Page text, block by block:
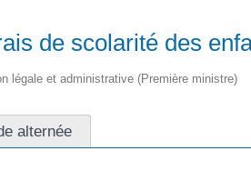
de scolarité des
légale et administrative (Première ministre)
alternée